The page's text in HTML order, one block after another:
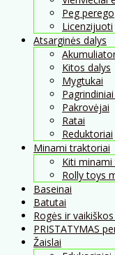
Peg perego
Licenzijuoti
Atsarginės dalys
Kitos dalys
Mygtukai
Pakrovėjai
Ratai
Reduktoriai
Minami traktoriai
Kiti
Rolly toys
Baseinai
Batutai
Rogės ir
PRISTATYMAS
Žaislai